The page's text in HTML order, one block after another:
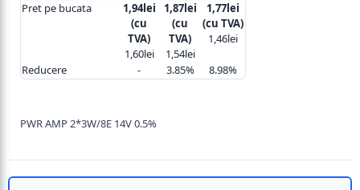
Pret pe bucata
1,94lei
(cu
TVA)
1,60lei
1,87lei
(cu
TVA)
1,54lei
1,77lei
(cu TVA)
1,46lei
Reducere - 3.85% 8.98%
PWR AMP 2*3W/8E 14V 0.5%